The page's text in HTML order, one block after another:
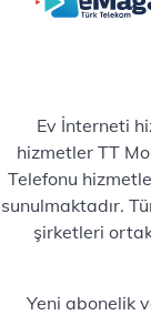
Ev İnterneti
hizmetler TT
Telefonu
sunulmaktadır.
şirketleri
Yeni abonelik